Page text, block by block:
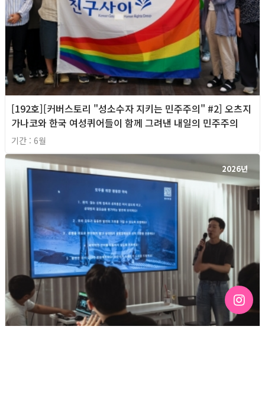
[192호][커버스토리 "성소수자 지키는 민주주의" #2] 오츠지
가나코와 한국 여성퀴어들이 함께 그려낸 내일의 민주주의
기간 : 6월
2026년